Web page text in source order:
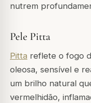
nutrem
Pele Pitta
Pitta reflete o fogo
oleosa, sensível e
um brilho natural
vermelhidão,